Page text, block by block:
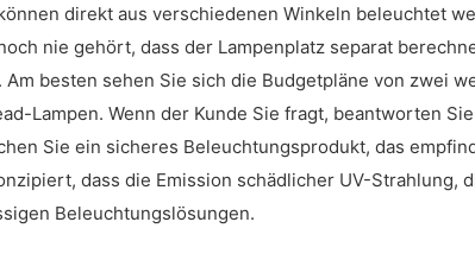
direkt aus verschiedenen Winkeln beleuchtet
nie gehört, dass der Lampenplatz separat
besten sehen Sie sich die Budgetpläne von zwei
Lampen. Wenn der Kunde Sie fragt, beantworten
Sie ein sicheres Beleuchtungsprodukt, das
dass die Emission schädlicher UV-
Beleuchtungslösungen.